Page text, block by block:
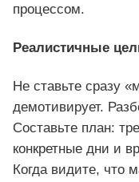
процессом.
Реалистичные
Не ставьте сразу
демотивирует.
Составьте план:
конкретные дни и
Когда видите, что